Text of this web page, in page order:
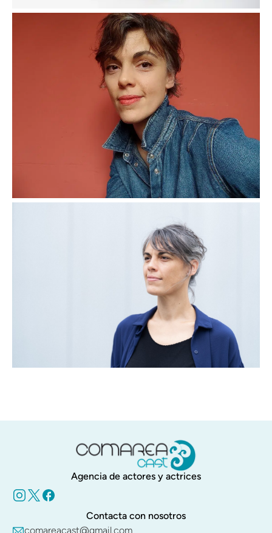
Agencia de actores y actrices
Contacta con nosotros
comareacast@gmail.com